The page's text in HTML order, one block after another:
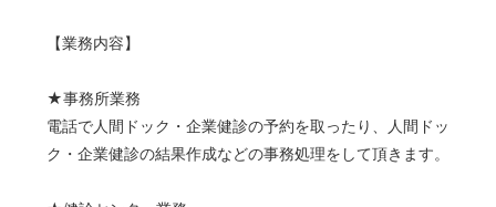
【業務内容】
★事務所業務
電話で人間ドック・企業健診の予約を取ったり、人間ドッ
ク・企業健診の結果作成などの事務処理をして頂きます。